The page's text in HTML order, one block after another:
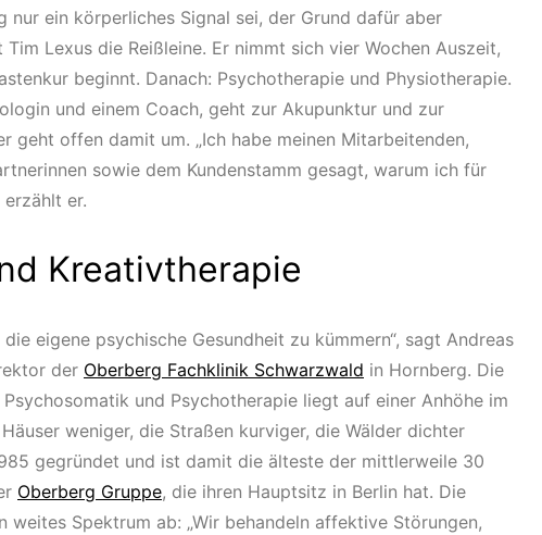
nur ein körperliches Signal sei, der Grund dafür aber
Lexus die Reißleine. Er nimmt sich vier Wochen Auszeit,
beginnt. Danach: Psychotherapie und Physiotherapie.
und einem Coach, geht zur Akupunktur und zur
geht offen damit um. „Ich habe meinen Mitarbeitenden,
sowie dem Kundenstamm gesagt, warum ich für
erzählt er.
Kreativtherapie
eigene psychische Gesundheit zu kümmern“, sagt Andreas
der Oberberg Fachklinik Schwarzwald in Hornberg. Die
und Psychotherapie liegt auf einer Anhöhe im
weniger, die Straßen kurviger, die Wälder dichter
gegründet und ist damit die älteste der mittlerweile 30
Oberberg Gruppe, die ihren Hauptsitz in Berlin hat. Die
weites Spektrum ab: „Wir behandeln affektive Störungen,